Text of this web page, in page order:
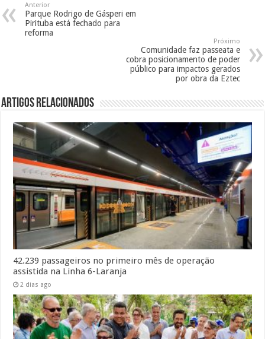
Anterior
Parque Rodrigo de Gásperi em
Pirituba está fechado para
reforma
Próximo
Comunidade faz passeata e
cobra posicionamento de poder
público para impactos gerados
por obra da Eztec
Artigos Relacionados
42.239 passageiros no primeiro mês de operação
assistida na Linha 6-Laranja
2 dias ago